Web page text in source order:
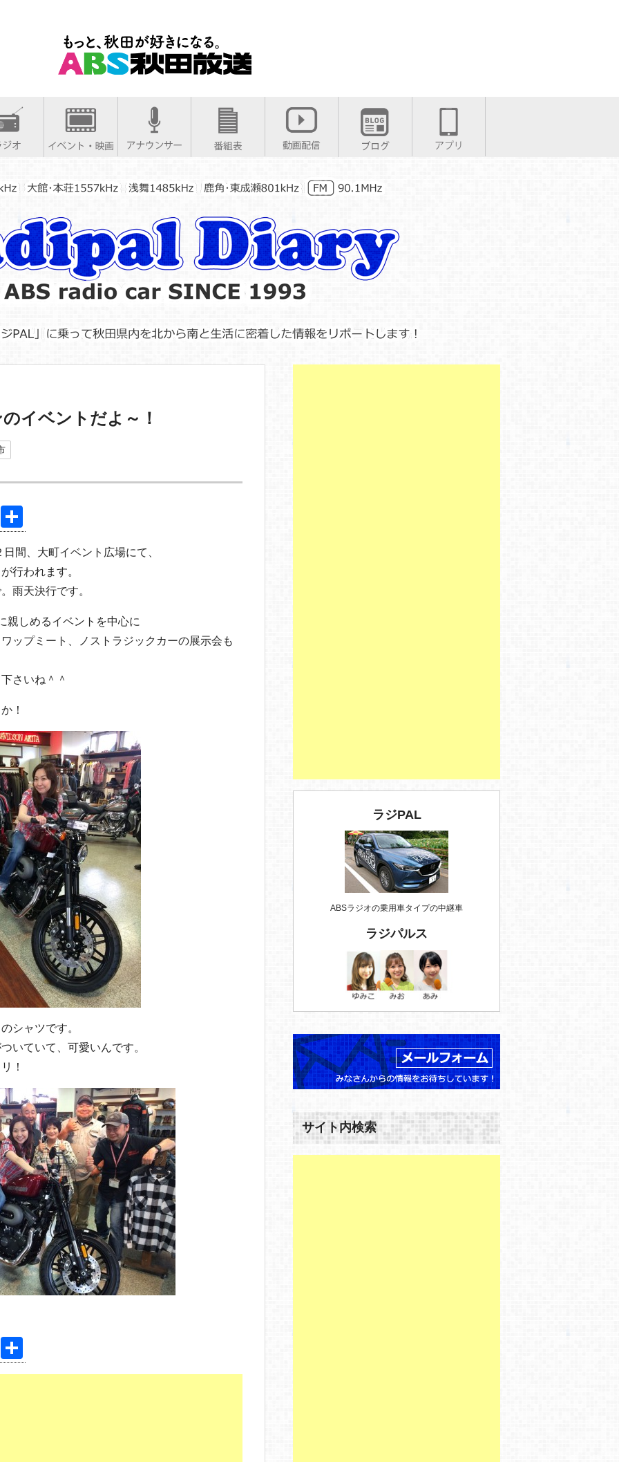
イベントだよ～！
有
間、大町イベント広場にて、
行われます。
雨天決行です。
しめるイベントを中心に
ップミート、ノストラジックカーの展示会も
さいね＾＾
！
シャツです。
いていて、可愛いんです。
！
有
ラジPAL
ABSラジオの乗用車タイプの中継車
ラジパルス
サイト内検索